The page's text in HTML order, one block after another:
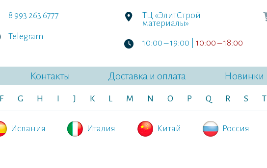
8 993 263 6777
Telegram
ТЦ «ЭлитСтрой
материалы»
10:00 – 19:00 | 10:00 – 18:00
Контакты Доставка и оплата Новинки
F G H J K L M N O P Q R S T
Испания Италия Китай Россия